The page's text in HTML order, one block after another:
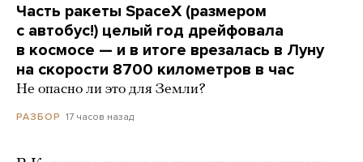
Часть ракеты SpaceX (размером
с автобус!) целый год дрейфовала
в космосе — и в итоге врезалась в Луну
на скорости 8700 километров в час
Не опасно ли это для Земли?
РАЗБОР 17 часов назад